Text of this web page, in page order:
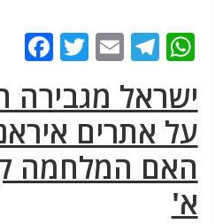
W
at
s
A
p
T
el
e
g
ra
m
E
ai
l
T
itt
er
c
e
b
o
ישראל מגבירה
על אתרים
האם המלחמה
א'